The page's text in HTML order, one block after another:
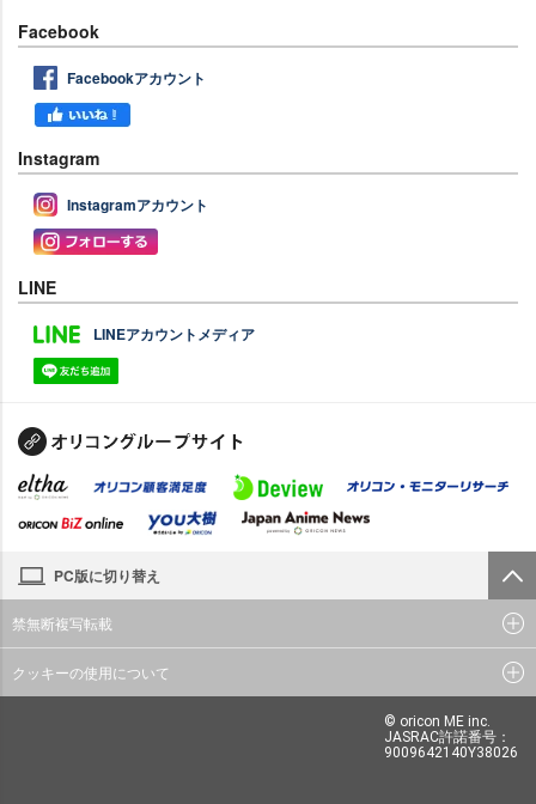
Facebook
Facebookアカウント
Instagram
Instagramアカウント
LINE
LINEアカウントメディア
PC版に切り替え
禁無断複写転載
クッキーの使用について
© oricon ME inc.
JASRAC許諾番号：
9009642140Y38026